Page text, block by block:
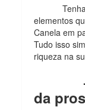
Tenha
elementos
Canela em
Tudo isso
riqueza na
–
da